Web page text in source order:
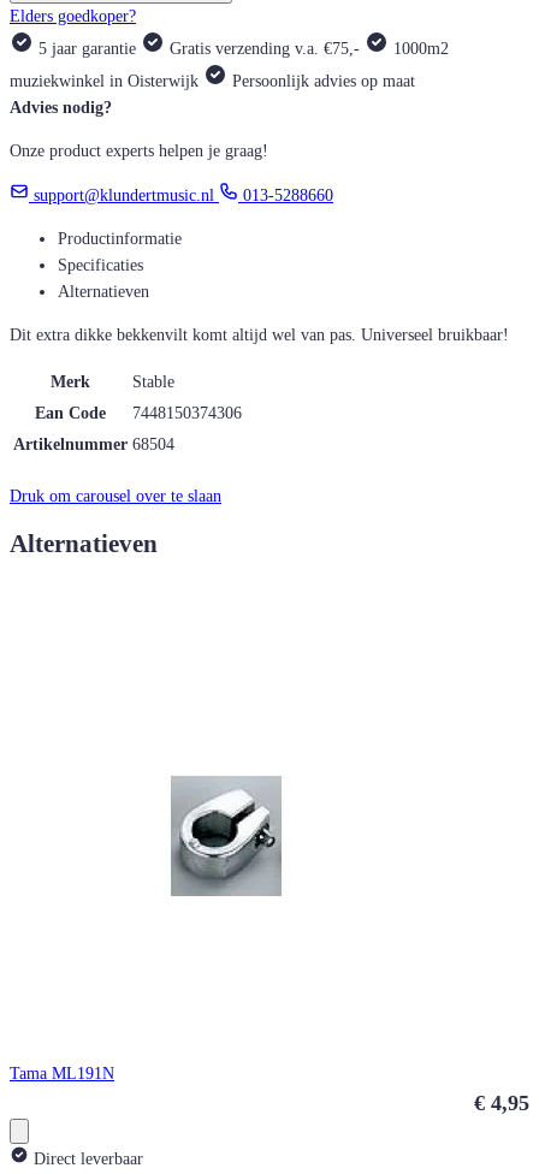
Elders goedkoper?
5 jaar garantie
Gratis verzending v.a. €75,-
1000m2
muziekwinkel in Oisterwijk
Persoonlijk advies op maat
Advies nodig?
Onze product experts helpen je graag!
support@klundertmusic.nl 013-5288660
Productinformatie
Specificaties
Alternatieven
Dit extra dikke bekkenvilt komt altijd wel van pas. Universeel bruikbaar!
Merk
Stable
Ean Code
7448150374306
Artikelnummer 68504
Druk om carousel over te slaan
Alternatieven
Tama ML191N
€ 4,95
Direct leverbaar